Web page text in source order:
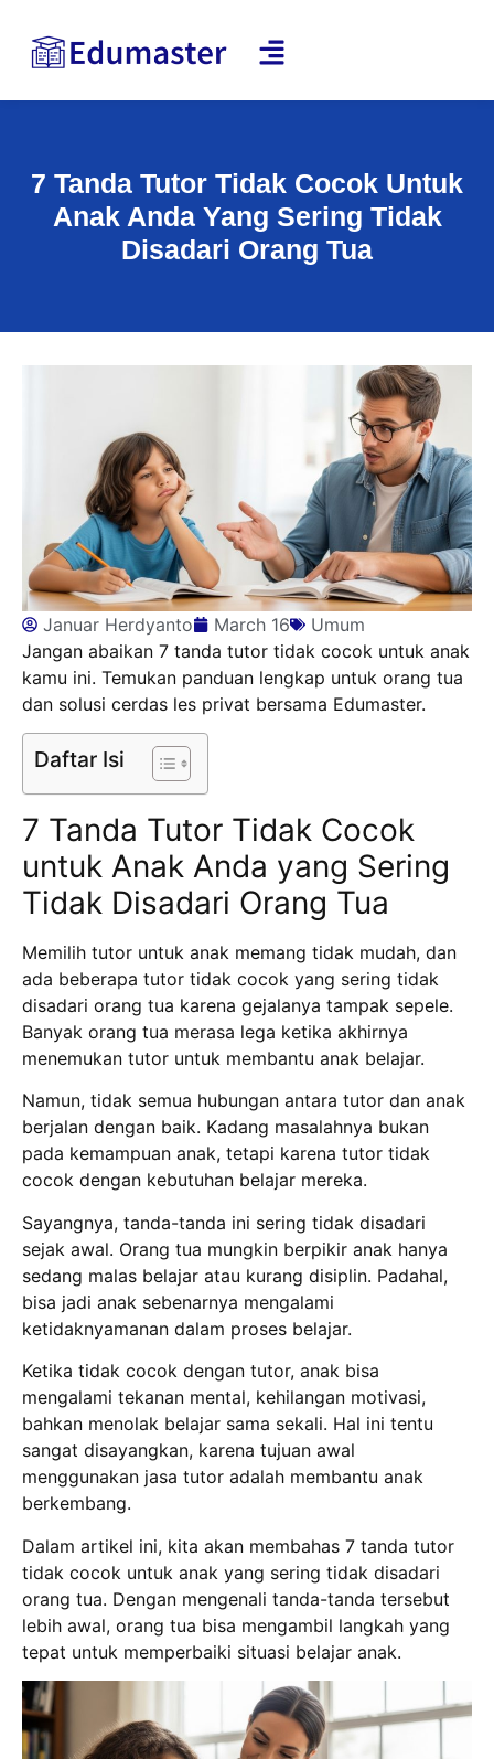
7 Tanda Tutor Tidak Cocok Untuk
Anak Anda Yang Sering Tidak
Disadari Orang Tua
Januar Herdyanto March 16
Umum
Jangan abaikan 7 tanda tutor tidak cocok untuk anak
kamu ini. Temukan panduan lengkap untuk orang tua
dan solusi cerdas les privat bersama Edumaster.
Daftar Isi
7 Tanda Tutor Tidak Cocok
untuk Anak Anda yang Sering
Tidak Disadari Orang Tua
Memilih tutor untuk anak memang tidak mudah, dan
ada beberapa tutor tidak cocok yang sering tidak
disadari orang tua karena gejalanya tampak sepele.
Banyak orang tua merasa lega ketika akhirnya
menemukan tutor untuk membantu anak belajar.
Namun, tidak semua hubungan antara tutor dan anak
berjalan dengan baik. Kadang masalahnya bukan
pada kemampuan anak, tetapi karena tutor tidak
cocok dengan kebutuhan belajar mereka.
Sayangnya, tanda-tanda ini sering tidak disadari
sejak awal. Orang tua mungkin berpikir anak hanya
sedang malas belajar atau kurang disiplin. Padahal,
bisa jadi anak sebenarnya mengalami
ketidaknyamanan dalam proses belajar.
Ketika tidak cocok dengan tutor, anak bisa
mengalami tekanan mental, kehilangan motivasi,
bahkan menolak belajar sama sekali. Hal ini tentu
sangat disayangkan, karena tujuan awal
menggunakan jasa tutor adalah membantu anak
berkembang.
Dalam artikel ini, kita akan membahas 7 tanda tutor
tidak cocok untuk anak yang sering tidak disadari
orang tua. Dengan mengenali tanda-tanda tersebut
lebih awal, orang tua bisa mengambil langkah yang
tepat untuk memperbaiki situasi belajar anak.